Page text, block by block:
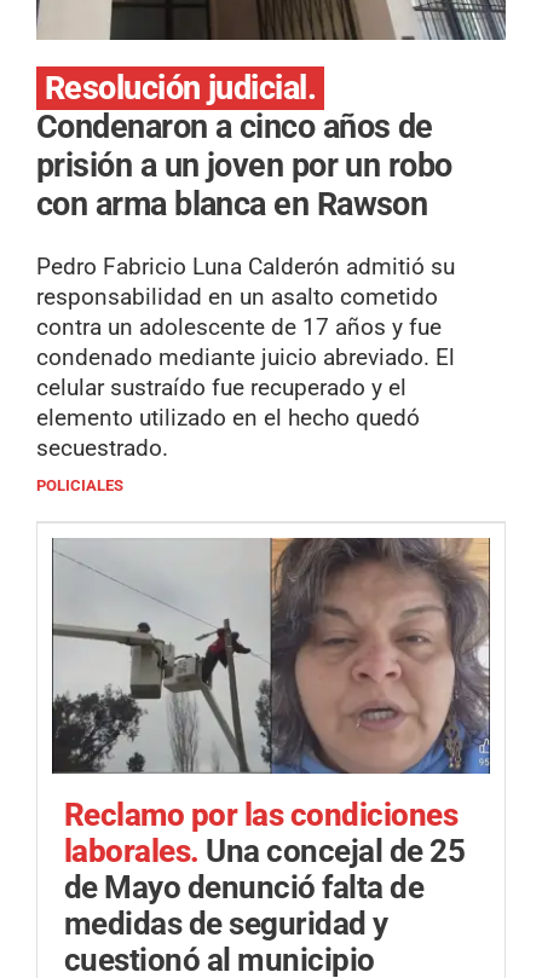
Resolución judicial.
Condenaron a cinco años de
prisión a un joven por un robo
con arma blanca en Rawson
Pedro Fabricio Luna Calderón admitió su
responsabilidad en un asalto cometido
contra un adolescente de 17 años y fue
condenado mediante juicio abreviado. El
celular sustraído fue recuperado y el
elemento utilizado en el hecho quedó
secuestrado.
POLICIALES
Reclamo por las condiciones
laborales. Una concejal de 25
de Mayo denunció falta de
medidas de seguridad y
cuestionó al municipio